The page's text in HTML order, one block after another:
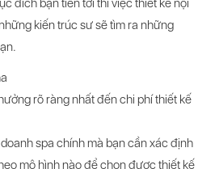
đích bạn tiến tới thì việc thiết kế nội
kiến trúc sư sẽ tìm ra những
rõ ràng nhất đến chi phí thiết kế
spa chính mà bạn cần xác định
mô hình nào để chọn được thiết kế